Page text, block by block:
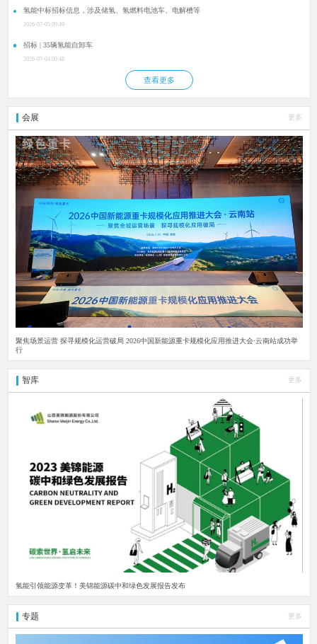
氢能中标招标信息，涉及储氢、氢燃料电池车、电解槽等
2026-07-05 09:49
招标 | 35辆氢能自卸车
2026-07-04 09:48
查看更多
会展 更多
聚焦场景运营 探寻规模化运营破局 2026中国新能源重卡规模化应用推进大会·云南站成功举
行
智库 更多
氢能引领能源变革！美锦能源碳中和绿色发展报告发布
专题 更多